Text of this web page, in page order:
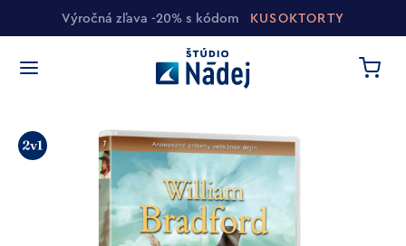
Výročná zľava -20% s kódom KUSOKTORTY